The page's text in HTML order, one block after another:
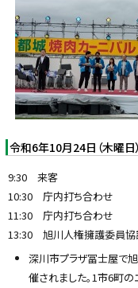
令和6年10月24日（木曜日）
9:30 来客
10:30 庁内打ち合わせ
11:30 庁内打ち合わせ
13:30 旭川人権擁護委員協
深川市プラザ冨士屋で
催されました。1市6町